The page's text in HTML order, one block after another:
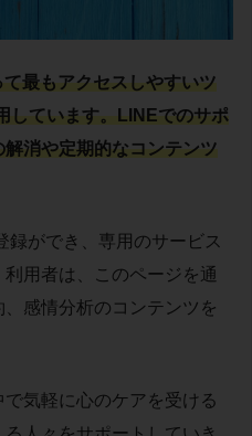
最もアクセスしやすいツ
しています。LINEでのサポ
消や定期的なコンテンツ
録ができ、専用のサービス
用者は、このページを通
感情分析のコンテンツを
気軽に心のケアを受ける